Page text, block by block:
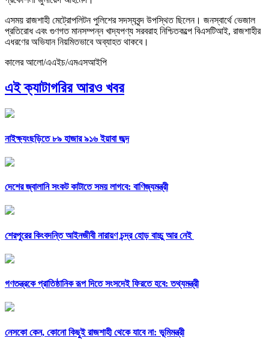
এসময় রাজশাহী মেট্রোপলিটন পুলিশের সদস্যবৃন্দ উপস্থিত ছিলেন। জনস্বার্থে ভেজাল
প্রতিরোধ এবং গুণগত মানসম্পন্ন খাদ্যপণ্য সরবরাহ নিশ্চিতকল্পে বিএসটিআই, রাজশাহীর
এধরণের অভিযান নিয়মিতভাবে অব্যাহত থাকবে।
কালের আলো/এএইচ/এমএসআইপি
এই ক্যাটাগরির আরও খবর
নাইক্ষ্যংছড়িতে ৮৯ হাজার ৯১৬ ইয়াবা জব্দ
দেশের জ্বালানি সংকট কাটাতে সময় লাগবে: বাণিজ্যমন্ত্রী
শেরপুরের কিংবদন্তি আইনজীবী নারায়ণ চন্দ্র হোড় বাচ্চু আর নেই
গণতন্ত্রকে প্রাতিষ্ঠানিক রূপ দিতে সংসদেই ফিরতে হবে: তথ্যমন্ত্রী
নেসকো কেন, কোনো কিছুই রাজশাহী থেকে যাবে না: ভূমিমন্ত্রী